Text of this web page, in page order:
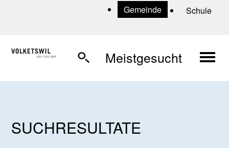
Navigieren in Volketswil
Schnellnavigation Gemeinde Schule
Meistgesucht
SUCHRESULTATE